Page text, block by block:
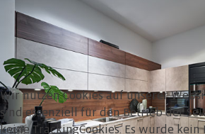
MEHR
Wir nutzen Cookies auf unserer
sind essenziell für den Betrieb der
keine TrackingCookies. Es wurde kein